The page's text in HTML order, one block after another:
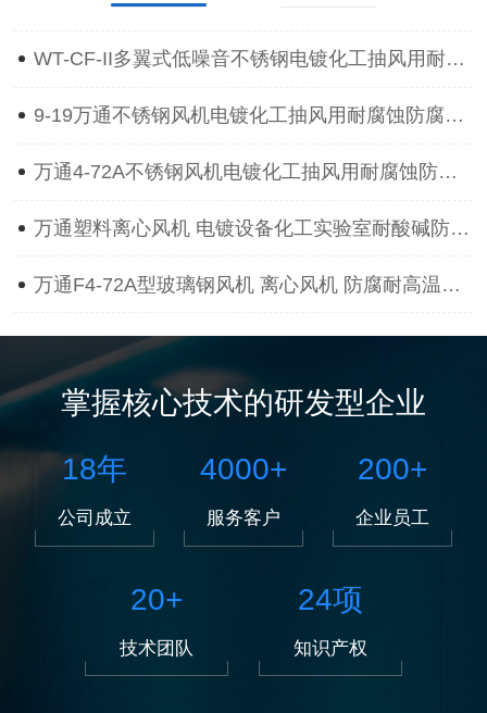
WT-CF-II多翼式低噪音不锈钢电镀化工抽风用耐腐蚀防腐离心通风机
9-19万通不锈钢风机电镀化工抽风用耐腐蚀防腐防爆离心通风机
万通4-72A不锈钢风机电镀化工抽风用耐腐蚀防腐防爆离心通风机
万通塑料离心风机 电镀设备化工实验室耐酸碱防腐蚀抽风用通风机
万通F4-72A型玻璃钢风机 离心风机 防腐耐高温离心风机
掌握核心技术的研发型企业
18年
公司成立
4000+
服务客户
200+
企业员工
20+
技术团队
24项
知识产权